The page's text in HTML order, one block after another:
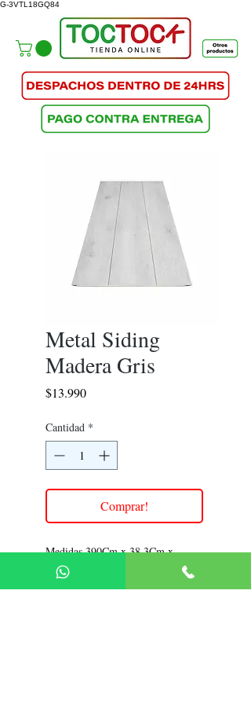
G-3VTL18GQ84
Metal Siding
Madera Gris
$13.990Precio
Cantidad *
Comprar!
Medidas 390Cm x 38.3Cm x
0.16Cm